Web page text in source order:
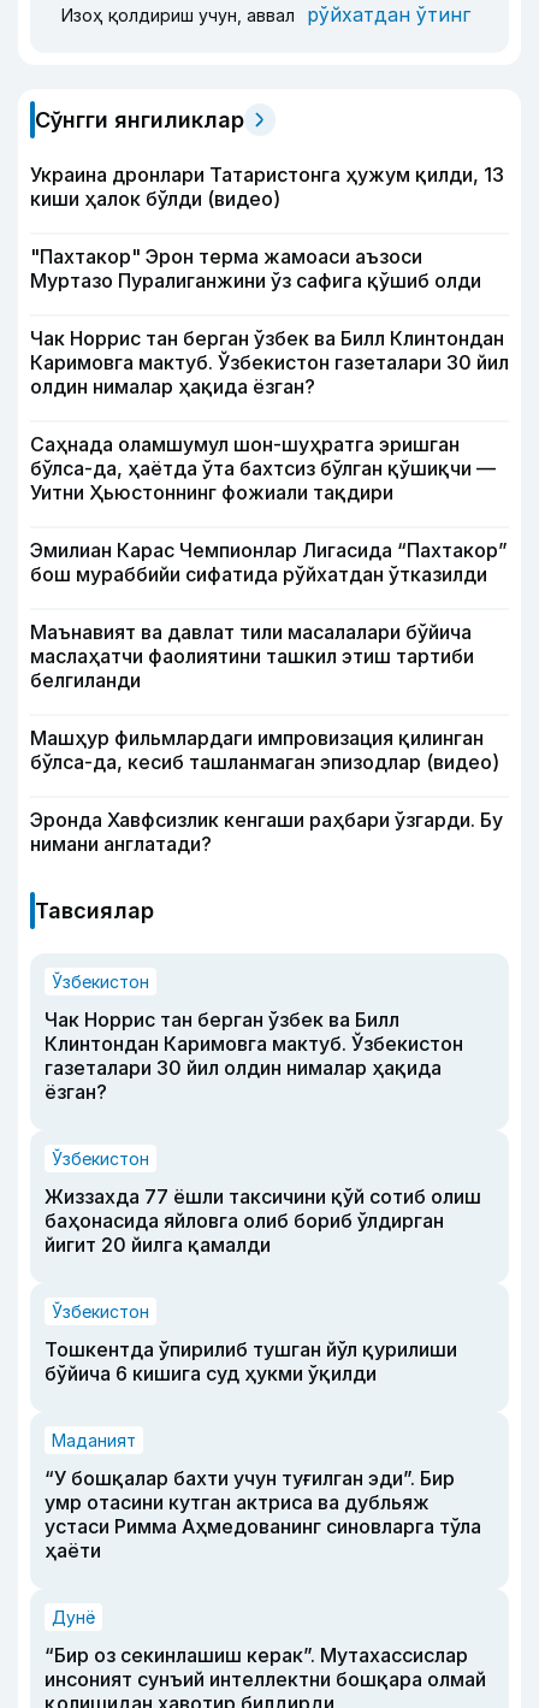
Изоҳ қолдириш учун, аввал рўйхатдан ўтинг
Сўнгги янгиликлар
Украина дронлари Татаристонга ҳужум қилди, 13
киши ҳалок бўлди (видео)
"Пахтакор" Эрон терма жамоаси аъзоси
Муртазо Пуралиганжини ўз сафига қўшиб олди
Чак Норрис тан берган ўзбек ва Билл Клинтондан
Каримовга мактуб. Ўзбекистон газеталари 30 йил
олдин нималар ҳақида ёзган?
Саҳнада оламшумул шон-шуҳратга эришган
бўлса-да, ҳаётда ўта бахтсиз бўлган қўшиқчи —
Уитни Ҳьюстоннинг фожиали тақдири
Эмилиан Карас Чемпионлар Лигасида “Пахтакор”
бош мураббийи сифатида рўйхатдан ўтказилди
Маънавият ва давлат тили масалалари бўйича
маслаҳатчи фаолиятини ташкил этиш тартиби
белгиланди
Машҳур фильмлардаги импровизация қилинган
бўлса-да, кесиб ташланмаган эпизодлар (видео)
Эронда Хавфсизлик кенгаши раҳбари ўзгарди. Бу
нимани англатади?
Тавсиялар
Ўзбекистон
Чак Норрис тан берган ўзбек ва Билл
Клинтондан Каримовга мактуб. Ўзбекистон
газеталари 30 йил олдин нималар ҳақида
ёзган?
Ўзбекистон
Жиззахда 77 ёшли таксичини қўй сотиб олиш
баҳонасида яйловга олиб бориб ўлдирган
йигит 20 йилга қамалди
Ўзбекистон
Тошкентда ўпирилиб тушган йўл қурилиши
бўйича 6 кишига суд ҳукми ўқилди
Маданият
“У бошқалар бахти учун туғилган эди”. Бир
умр отасини кутган актриса ва дубльяж
устаси Римма Аҳмедованинг синовларга тўла
ҳаёти
Дунё
“Бир оз секинлашиш керак”. Мутахассислар
инсоният сунъий интеллектни бошқара олмай